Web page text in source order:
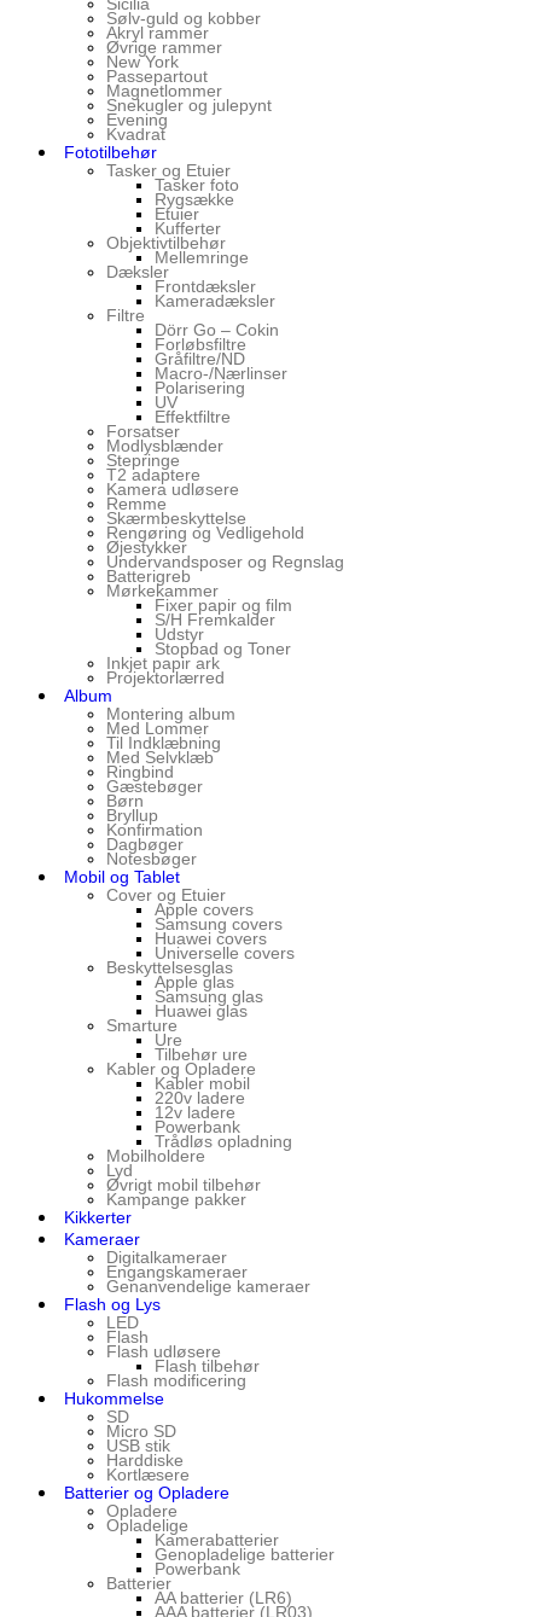
Sølv-guld og kobber
Akryl rammer
Øvrige rammer
New York
Passepartout
Magnetlommer
Snekugler og julepynt
Evening
Kvadrat
Fototilbehør
Tasker og Etuier
Tasker foto
Rygsække
Etuier
Kufferter
Objektivtilbehør
Mellemringe
Dæksler
Frontdæksler
Kameradæksler
Filtre
Dörr Go – Cokin
Forløbsfiltre
Gråfiltre/ND
Macro-/Nærlinser
Polarisering
UV
Effektfiltre
Forsatser
Modlysblænder
Stepringe
T2 adaptere
Kamera udløsere
Remme
Skærmbeskyttelse
Rengøring og Vedligehold
Øjestykker
Undervandsposer og Regnslag
Batterigreb
Mørkekammer
Fixer papir og film
S/H Fremkalder
Udstyr
Stopbad og Toner
Inkjet papir ark
Projektorlærred
Album
Montering album
Med Lommer
Til Indklæbning
Med Selvklæb
Ringbind
Gæstebøger
Børn
Bryllup
Konfirmation
Dagbøger
Notesbøger
Mobil og Tablet
Cover og Etuier
Apple covers
Samsung covers
Huawei covers
Universelle covers
Beskyttelsesglas
Apple glas
Samsung glas
Huawei glas
Smarture
Ure
Tilbehør ure
Kabler og Opladere
Kabler mobil
220v ladere
12v ladere
Powerbank
Trådløs opladning
Mobilholdere
Lyd
Øvrigt mobil tilbehør
Kampange pakker
Kikkerter
Kameraer
Digitalkameraer
Engangskameraer
Genanvendelige kameraer
Flash og Lys
LED
Flash
Flash udløsere
Flash tilbehør
Flash modificering
Hukommelse
SD
Micro SD
USB stik
Harddiske
Kortlæsere
Batterier og Opladere
Opladere
Opladelige
Kamerabatterier
Genopladelige batterier
Powerbank
Batterier
AA batterier (LR6)
AAA batterier (LR03)